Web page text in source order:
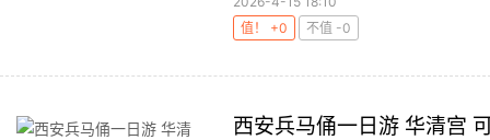
值！ +0
不值 -0
西安兵马俑一日游 华清宫